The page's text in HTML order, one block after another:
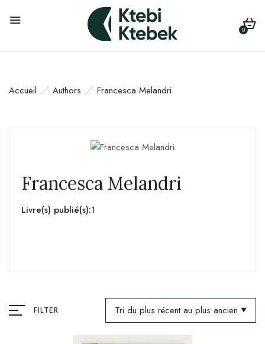
0
Accueil Authors Francesca Melandri
Francesca Melandri
Livre(s) publié(s):1
FILTER Tri du plus récent au plus ancien